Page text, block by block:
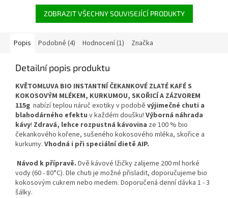
ZOBRAZIT VŠECHNY SOUVISEJÍCÍ PRODUKTY
Popis Podobné (4) Hodnocení (1) Značka
Detailní popis produktu
KVĚTOMLUVA BIO INSTANTNÍ ČEKANKOVÉ ZLATÉ KAFÉ S
KOKOSOVÝM MLÉKEM, KURKUMOU, SKOŘICÍ A ZÁZVOREM
115g nabízí teplou náruč exotiky v podobě výjimečné chuti a
blahodárného efektu v každém doušku! Výborná náhrada
kávy! Zdravá, lehce rozpustná kávovina ze 100 % bio
čekankového kořene, sušeného kokosového mléka, skořice a
kurkumy. Vhodná i při speciální dietě AIP.
Návod k přípravě. Dvě kávové lžičky zalijeme 200 ml horké
vody (60 - 80°C). Dle chuti je možné přisladit, doporučujeme bio
kokosovým cukrem nebo medem. Doporučená denní dávka 1 - 3
šálky.